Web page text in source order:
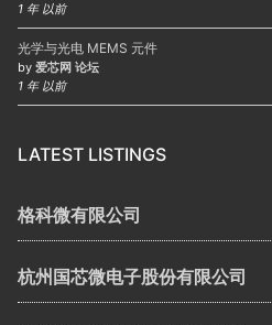
1 年 以前
光学与光电 MEMS 元件
by 爱芯网 论坛
1 年 以前
LATEST LISTINGS
格科微有限公司
杭州国芯微电子股份有限公司